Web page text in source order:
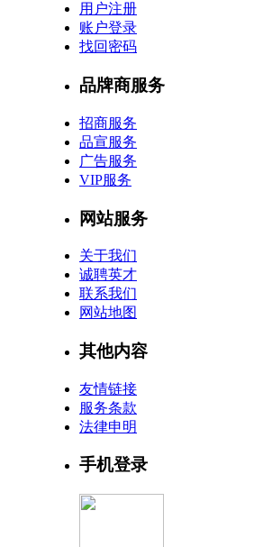
用户注册
账户登录
找回密码
品牌商服务
招商服务
品宣服务
广告服务
VIP服务
网站服务
关于我们
诚聘英才
联系我们
网站地图
其他内容
友情链接
服务条款
法律申明
手机登录